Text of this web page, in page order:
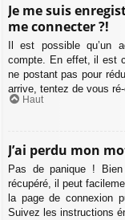
Je me suis
me connecter ?!
Il est possible qu’un
compte. En effet, il est
ne postant pas pour
arrive, tentez de vous
Haut
J’ai perdu mon
Pas de panique !
récupéré, il peut
la page de connexion
Suivez les instructions